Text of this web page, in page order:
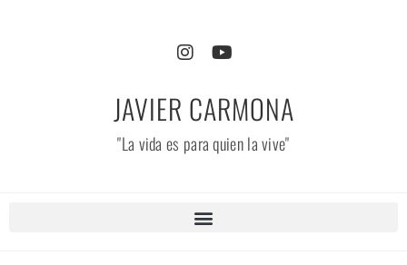
JAVIER CARMONA
"La vida es para quien la vive"